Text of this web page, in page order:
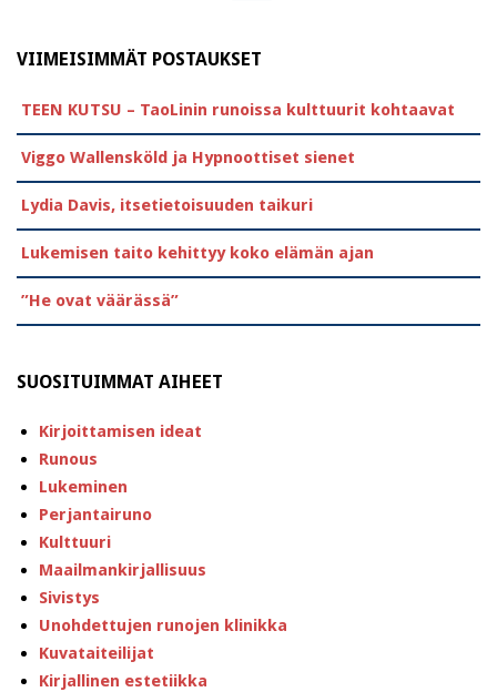
VIIMEISIMMÄT POSTAUKSET
TEEN KUTSU – TaoLinin runoissa kulttuurit kohtaavat
Viggo Wallensköld ja Hypnoottiset sienet
Lydia Davis, itsetietoisuuden taikuri
Lukemisen taito kehittyy koko elämän ajan
”He ovat väärässä”
SUOSITUIMMAT AIHEET
Kirjoittamisen ideat
Runous
Lukeminen
Perjantairuno
Kulttuuri
Maailmankirjallisuus
Sivistys
Unohdettujen runojen klinikka
Kuvataiteilijat
Kirjallinen estetiikka